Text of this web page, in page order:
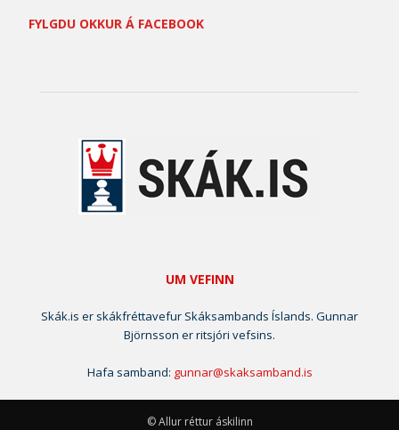
FYLGDU OKKUR Á FACEBOOK
UM VEFINN
Skák.is er skákfréttavefur Skáksambands Íslands. Gunnar
Björnsson er ritsjóri vefsins.
Hafa samband: gunnar@skaksamband.is
© Allur réttur áskilinn